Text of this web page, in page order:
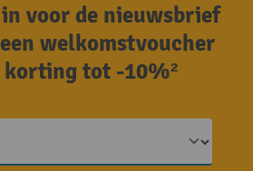
voor de nieuwsbrief
welkomstvoucher
korting tot -10%²